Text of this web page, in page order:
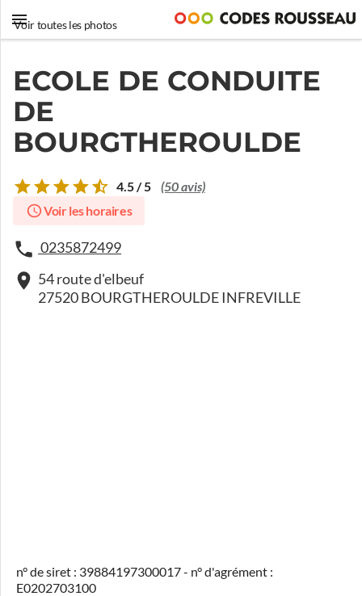
Voir toutes les photos
ECOLE DE CONDUITE
DE
BOURGTHEROULDE
4.5 / 5 (50 avis)
Voir les horaires
0235872499
54 route d'elbeuf
27520 BOURGTHEROULDE INFREVILLE
n° de siret : 39884197300017 - n° d'agrément :
E0202703100